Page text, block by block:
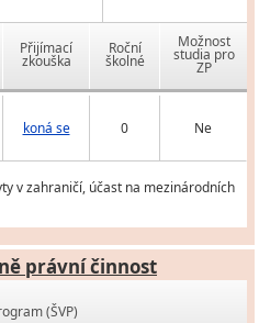
Přijímací
zkouška
Roční
školné
Možnost
studia pro
ZP
koná se 0 Ne
v zahraničí, účast na mezinárodních
právní činnost
(ŠVP)